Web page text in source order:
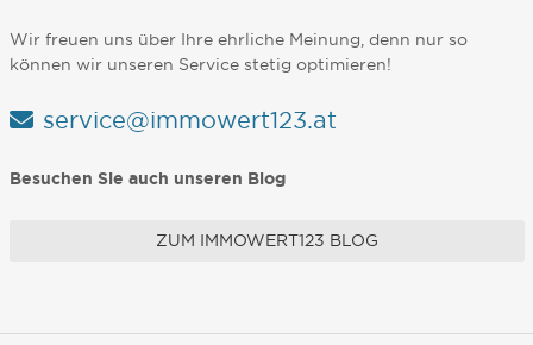
Wir freuen uns über Ihre ehrliche Meinung, denn nur so
können wir unseren Service stetig optimieren!
service@immowert123.at
Besuchen Sie auch unseren Blog
ZUM IMMOWERT123 BLOG